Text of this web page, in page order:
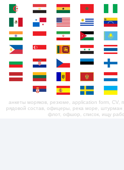
анкеты моряков, резюме, application form, CV,
рядовой состав, офицеры, река море, штурман
флот, офшор, список, ищу